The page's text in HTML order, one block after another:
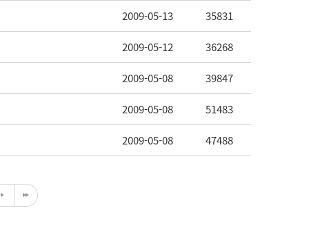
2009-05-13 35831
2009-05-12 36268
2009-05-08 39847
2009-05-08 51483
2009-05-08 47488